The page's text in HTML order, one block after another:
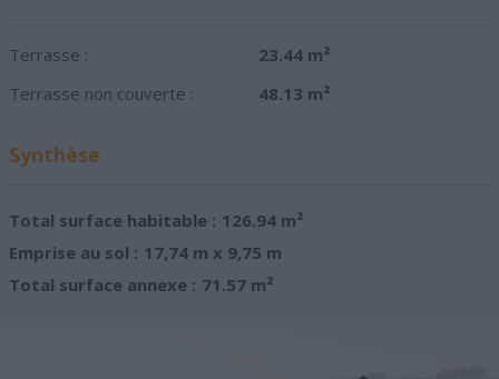
Terrasse :
23.44 m²
Terrasse non couverte :
48.13 m²
Synthèse
Total surface habitable : 126.94 m²
Emprise au sol : 17,74 m x 9,75 m
Total surface annexe : 71.57 m²